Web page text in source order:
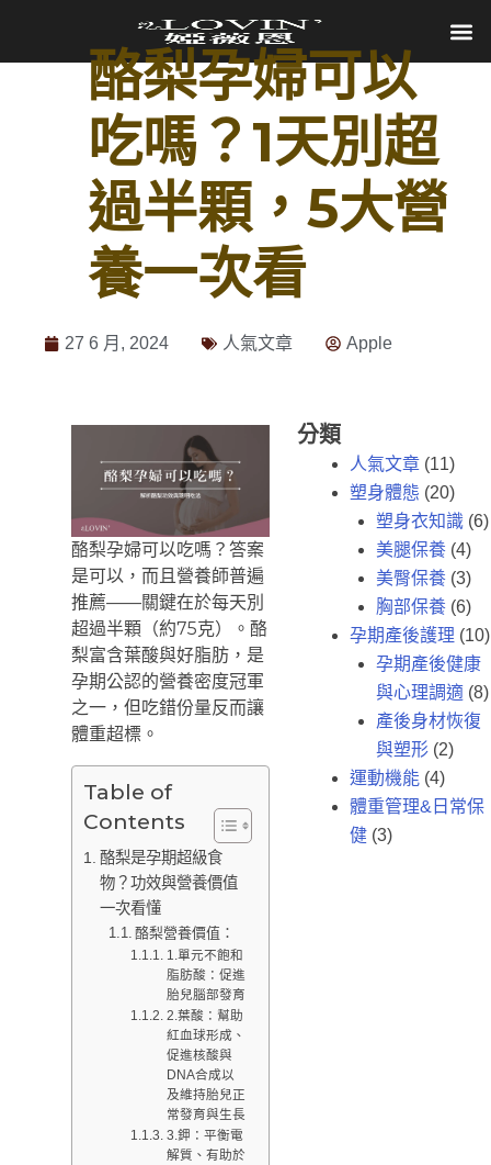
酪梨孕婦可以
吃嗎？1天別超
過半顆，5大營
養一次看
27 6 月, 2024 人氣文章 Apple
酪梨孕婦可以吃嗎？答案
是可以，而且營養師普遍
推薦——關鍵在於每天別
超過半顆（約75克）。酪
梨富含葉酸與好脂肪，是
孕期公認的營養密度冠軍
之一，但吃錯份量反而讓
體重超標。
Table of
Contents
酪梨是孕期超級食
物？功效與營養價值
一次看懂
酪梨營養價值：
1.單元不飽和
脂肪酸：促進
胎兒腦部發育
2.葉酸：幫助
紅血球形成、
促進核酸與
DNA合成以
及維持胎兒正
常發育與生長
3.鉀：平衡電
解質、有助於
分類
人氣文章 (11)
塑身體態 (20)
塑身衣知識 (6)
美腿保養 (4)
美臀保養 (3)
胸部保養 (6)
孕期產後護理 (10)
孕期產後健康
與心理調適 (8)
產後身材恢復
與塑形 (2)
運動機能 (4)
體重管理&日常保
健 (3)